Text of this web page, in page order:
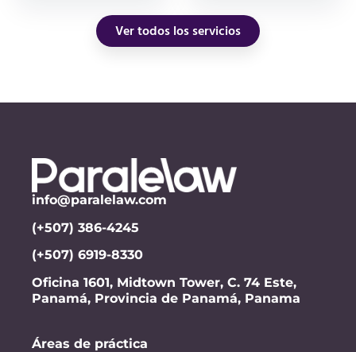
Ver todos los servicios
info@paralelaw.com
(+507) 386-4245
(+507) 6919-8330
Oficina 1601, Midtown Tower, C. 74 Este,
Panamá, Provincia de Panamá, Panama
Áreas de práctica